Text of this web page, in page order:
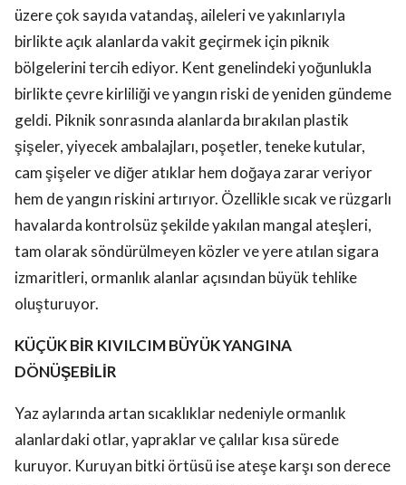
üzere çok sayıda vatandaş, aileleri ve yakınlarıyla
birlikte açık alanlarda vakit geçirmek için piknik
bölgelerini tercih ediyor. Kent genelindeki yoğunlukla
birlikte çevre kirliliği ve yangın riski de yeniden gündeme
geldi. Piknik sonrasında alanlarda bırakılan plastik
şişeler, yiyecek ambalajları, poşetler, teneke kutular,
cam şişeler ve diğer atıklar hem doğaya zarar veriyor
hem de yangın riskini artırıyor. Özellikle sıcak ve rüzgarlı
havalarda kontrolsüz şekilde yakılan mangal ateşleri,
tam olarak söndürülmeyen közler ve yere atılan sigara
izmaritleri, ormanlık alanlar açısından büyük tehlike
oluşturuyor.
KÜÇÜK BİR KIVILCIM BÜYÜK YANGINA
DÖNÜŞEBİLİR
Yaz aylarında artan sıcaklıklar nedeniyle ormanlık
alanlardaki otlar, yapraklar ve çalılar kısa sürede
kuruyor. Kuruyan bitki örtüsü ise ateşe karşı son derece